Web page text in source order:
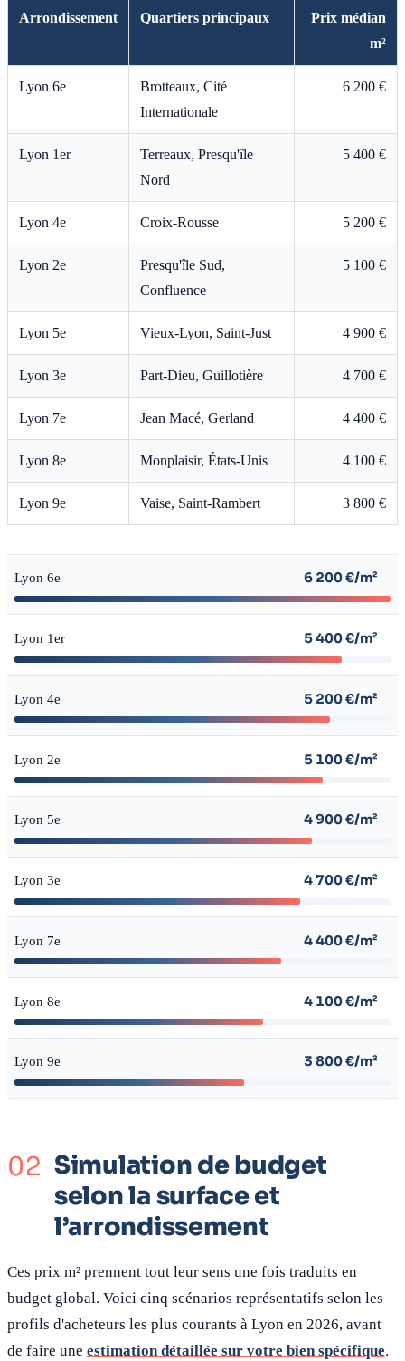
Arrondissement Quartiers principaux
Prix médian
m²
Lyon 6e
Brotteaux, Cité
Internationale
6 200 €
Lyon 1er
Terreaux, Presqu'île
Nord
5 400 €
Lyon 4e Croix-Rousse 5 200 €
Lyon 2e
Presqu'île Sud,
Confluence
5 100 €
Lyon 5e Vieux-Lyon, Saint-Just 4 900 €
Lyon 3e Part-Dieu, Guillotière 4 700 €
Lyon 7e Jean Macé, Gerland 4 400 €
Lyon 8e Monplaisir, États-Unis 4 100 €
Lyon 9e Vaise, Saint-Rambert 3 800 €
Lyon 6e 6 200 €/m²
Lyon 1er 5 400 €/m²
Lyon 4e 5 200 €/m²
Lyon 2e 5 100 €/m²
Lyon 5e 4 900 €/m²
Lyon 3e 4 700 €/m²
Lyon 7e 4 400 €/m²
Lyon 8e 4 100 €/m²
Lyon 9e 3 800 €/m²
Simulation de budget
selon la surface et
l’arrondissement
Ces prix m² prennent tout leur sens une fois traduits en
budget global. Voici cinq scénarios représentatifs selon les
profils d'acheteurs les plus courants à Lyon en 2026, avant
de faire une estimation détaillée sur votre bien spécifique.